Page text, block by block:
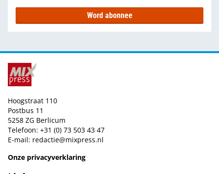
Word abonnee
Hoogstraat 110
Postbus 11
5258 ZG Berlicum
Telefoon: +31 (0) 73 503 43 47
E-mail: redactie@mixpress.nl
Onze privacyverklaring